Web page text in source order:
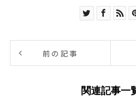
前の記事
関連記事一